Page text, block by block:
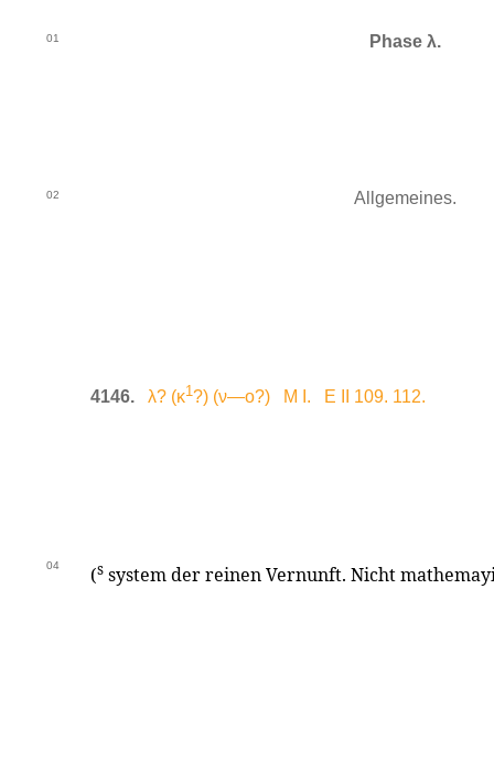
01 Phase λ.
02 Allgemeines.
4146. λ? (κ1?) (ν—ο?) M I. E II 109. 112.
04 (s system der reinen Vernunft. Nicht